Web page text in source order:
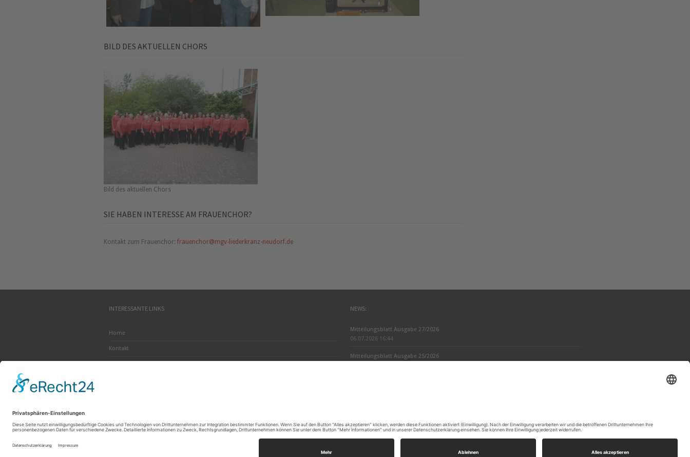
BILD DES AKTUELLEN CHORS
Bild des aktuellen Chors
SIE HABEN INTERESSE AM FRAUENCHOR?
Kontakt zum Frauenchor: frauenchor@mgv-liederkranz-neudorf.de
INTERESSANTE LINKS
Home
Kontakt
NEWS:
Mitteilungsblatt Ausgabe 27/2026
06.07.2026 16:44
Mitteilungsblatt Ausgabe 25/2026
Kontakt